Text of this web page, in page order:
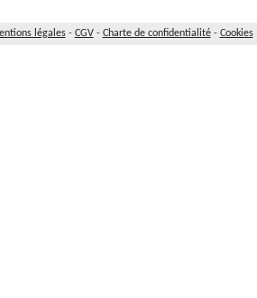
légales- CGV- Charte de confidentialité- Cookies